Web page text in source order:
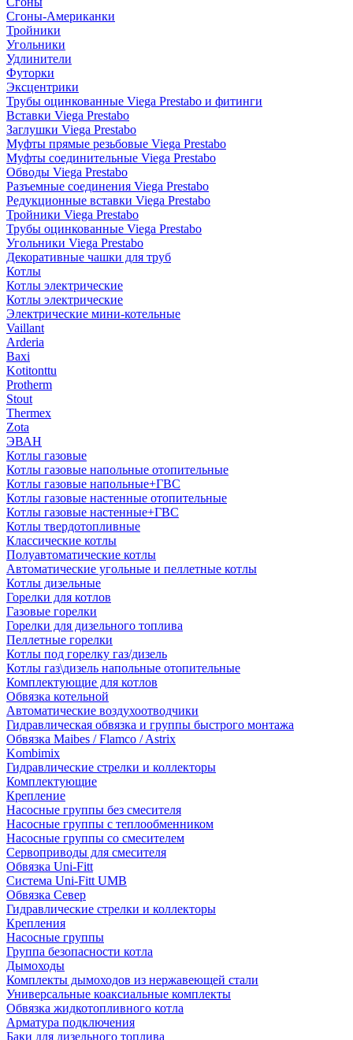
Сгоны-Американки
Тройники
Угольники
Удлинители
Футорки
Эксцентрики
Трубы оцинкованные Viega Prestabo и фитинги
Вставки Viega Prestabo
Заглушки Viega Prestabo
Муфты прямые резьбовые Viega Prestabo
Муфты соединительные Viega Prestabo
Обводы Viega Prestabo
Разъемные соединения Viega Prestabo
Редукционные вставки Viega Prestabo
Тройники Viega Prestabo
Трубы оцинкованные Viega Prestabo
Угольники Viega Prestabo
Декоративные чашки для труб
Котлы
Котлы электрические
Котлы электрические
Электрические мини-котельные
Vaillant
Arderia
Baxi
Kotitonttu
Protherm
Stout
Thermex
Zota
ЭВАН
Котлы газовые
Котлы газовые напольные отопительные
Котлы газовые напольные+ГВС
Котлы газовые настенные отопительные
Котлы газовые настенные+ГВС
Котлы твердотопливные
Классические котлы
Полуавтоматические котлы
Автоматические угольные и пеллетные котлы
Котлы дизельные
Горелки для котлов
Газовые горелки
Горелки для дизельного топлива
Пеллетные горелки
Котлы под горелку газ/дизель
Котлы газ\дизель напольные отопительные
Комплектующие для котлов
Обвязка котельной
Автоматические воздухоотводчики
Гидравлическая обвязка и группы быстрого монтажа
Обвязка Maibes / Flamco / Astrix
Kombimix
Гидравлические стрелки и коллекторы
Комплектующие
Крепление
Насосные группы без смесителя
Насосные группы с теплообменником
Насосные группы со смесителем
Сервоприводы для смесителя
Обвязка Uni-Fitt
Система Uni-Fitt UMB
Обвязка Север
Гидравлические стрелки и коллекторы
Крепления
Насосные группы
Группа безопасности котла
Дымоходы
Комплекты дымоходов из нержавеющей стали
Универсальные коаксиальные комплекты
Обвязка жидкотопливного котла
Арматура подключения
Баки для дизельного топлива